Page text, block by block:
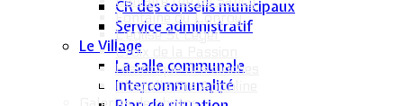
Fontaine du Conroy
L'église St Léger
Croix de la Passion
Historique des cloches
Chapelle Ste Appoline
CR des conseils municipaux
Service administratif
Le Village
La salle communale
Intercommunalité